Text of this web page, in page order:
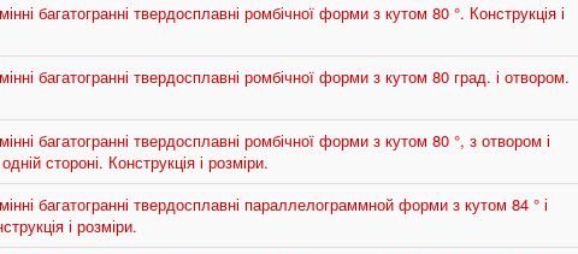
багатогранні твердосплавні ромбічної форми з кутом 80 °. Конструкція і
багатогранні твердосплавні ромбічної форми з кутом 80 град. і отвором.
багатогранні твердосплавні ромбічної форми з кутом 80 °, з отвором і
стороні. Конструкція і розміри.
багатогранні твердосплавні параллелограммной форми з кутом 84 ° і
і розміри.